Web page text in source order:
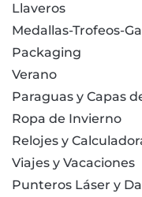
Llaveros
Medallas-Trofeos-
Packaging
Verano
Paraguas y Capas
Ropa de Invierno
Relojes y
Viajes y Vacaciones
Punteros Láser y